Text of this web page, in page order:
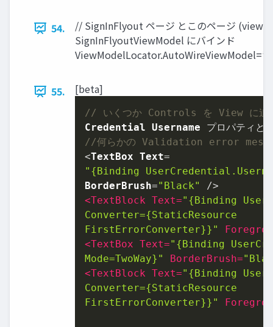
54.
// SignInFlyout ページ とこのページ (view)
SignInFlyoutViewModel にバインド
55. [beta]
// いくつか Controls を View に追
Credential Username プロパティと
//何らかの Validation error
<TextBox Text
"{Binding
BorderBrush="Black"
<TextBlock Text="{Binding
Converter={StaticResource
FirstErrorConverter}}"
<TextBox Text="{Binding
Mode=TwoWay}"
BorderBrush=
<TextBlock Text="{Binding
Converter={StaticResource
FirstErrorConverter}}"